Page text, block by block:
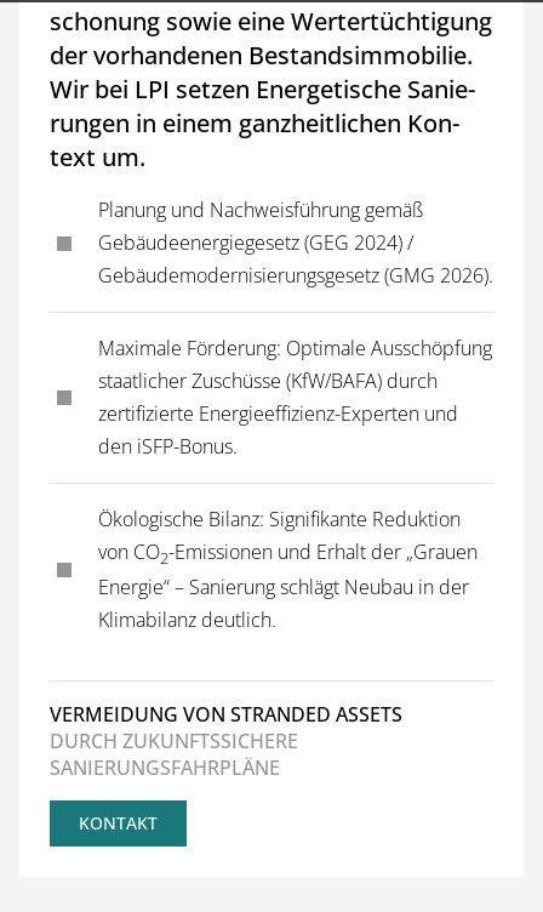
scho­nung so­wie ei­ne Wert­er­tüch­ti­gung
der vor­han­de­nen Be­stands­im­mo­bi­lie.
Wir bei L­P­I set­zen E­ner­ge­ti­sche Sa­nie­
run­gen in ei­nem ganz­heit­li­chen Kon­
text um.
Planung und Nachweisführung gemäß
Gebäudeenergiegesetz (GEG 2024) /
Gebäudemodernisierungsgesetz (GMG 2026).
Maximale Förderung: Optimale Ausschöpfung
staatlicher Zuschüsse (KfW/BAFA) durch
zertifizierte Energieeffizienz-Experten und
den iSFP-Bonus.
Ökologische Bilanz: Signifikante Reduktion
von CO2-Emissionen und Erhalt der „Grauen
Energie“ – Sanierung schlägt Neubau in der
Klimabilanz deutlich.
VERMEIDUNG VON STRANDED ASSETS
DURCH ZUKUNFTSSICHERE
SANIERUNGSFAHRPLÄNE
KONTAKT